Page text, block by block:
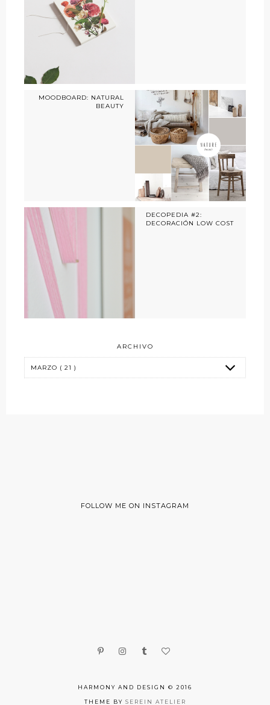
MOODBOARD: NATURAL
BEAUTY
DECOPEDIA #2:
DECORACIÓN LOW COST
ARCHIVO
FOLLOW ME ON INSTAGRAM
HARMONY AND DESIGN © 2016
THEME BY SEREIN ATELIER